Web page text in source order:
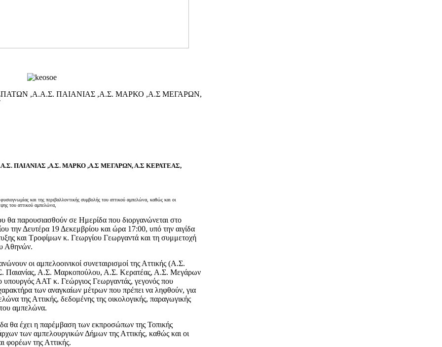
,Α.A.Σ. ΠΑΙΑΝΙΑΣ ,Α.Σ. ΜΑΡΚΟ ,Α.Σ ΜΕΓΑΡΩΝ,
ΠΑΙΑΝΙΑΣ ,Α.Σ. ΜΑΡΚΟ ,Α.Σ ΜΕΓΑΡΩΝ, Α.Σ ΚΕΡΑΤΕΑΣ,
και της περιβαλλοντικής συμβολής του αττικού αμπελώνα, καθώς και οι
του αττικού αμπελώνα,
θα παρουσιασθούν σε Ημερίδα που διοργανώνεται στο
την Δευτέρα 19 Δεκεμβρίου και ώρα 17:00, υπό την αιγίδα
και Τροφίμων κ. Γεωργίου Γεωργαντά και τη συμμετοχή
Αθηνών.
οι αμπελοοινικοί συνεταιρισμοί της Αττικής (Α.Σ.
Α.Σ. Μαρκοπούλου, Α.Σ. Κερατέας, Α.Σ. Μεγάρων
ΑΑΤ κ. Γεώργιος Γεωργαντάς, γεγονός που
των αναγκαίων μέτρων που πρέπει να ληφθούν, για
της Αττικής, δεδομένης της οικολογικής, παραγωγικής
του αμπελώνα.
θα έχει η παρέμβαση των εκπροσώπων της Τοπικής
των αμπελουργικών Δήμων της Αττικής, καθώς και οι
φορέων της Αττικής.